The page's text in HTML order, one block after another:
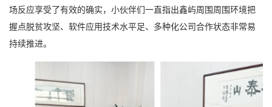
场反应享受了有效的确实，小伙伴们一直指出鑫屿周围周围环境把
握点脱贫攻坚、软件应用技术水平足、多种化公司合作状态非常易
持续推进。